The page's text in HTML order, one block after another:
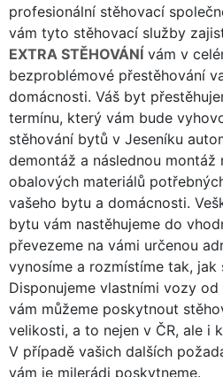
profesionální stěhovací
vám tyto stěhovací služby
EXTRA STĚHOVÁNÍ vám v
bezproblémové přestěhování
domácnosti. Váš byt
termínu, který vám bude
stěhování bytů v Jeseníku
demontáž a následnou montáž
obalových materiálů
vašeho bytu a domácnosti.
bytu vám nastěhujeme do
převezeme na vámi určenou
vynosíme a rozmístíme tak, jak
Disponujeme vlastními vozy
vám můžeme poskytnout
velikosti, a to nejen v ČR, ale i
V případě vašich dalších
vám je milerádi poskytneme.